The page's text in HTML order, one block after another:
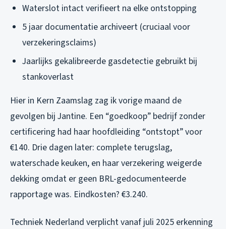
Waterslot intact verifieert na elke ontstopping
5 jaar documentatie archiveert (cruciaal voor
verzekeringsclaims)
Jaarlijks gekalibreerde gasdetectie gebruikt bij
stankoverlast
Hier in Kern Zaamslag zag ik vorige maand de
gevolgen bij Jantine. Een “goedkoop” bedrijf zonder
certificering had haar hoofdleiding “ontstopt” voor
€140. Drie dagen later: complete terugslag,
waterschade keuken, en haar verzekering weigerde
dekking omdat er geen BRL-gedocumenteerde
rapportage was. Eindkosten? €3.240.
Techniek Nederland verplicht vanaf juli 2025 erkenning